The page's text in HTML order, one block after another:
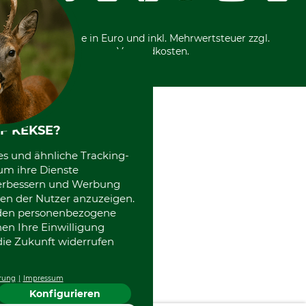
Nachhaltigkeit
Entsorgung und Umwelt
Datenschutz Print
Über uns
Community
International
Kooperationen
Alle Preise in Euro und inkl. Mehrwertsteuer zzgl.
Versandkosten.
KEKSE?
und ähnliche Tracking-
ihre Dienste
und Werbung
der Nutzer anzuzeigen.
personenbezogene
Ihre Einwilligung
Zukunft widerrufen
Impressum
Konfigurieren